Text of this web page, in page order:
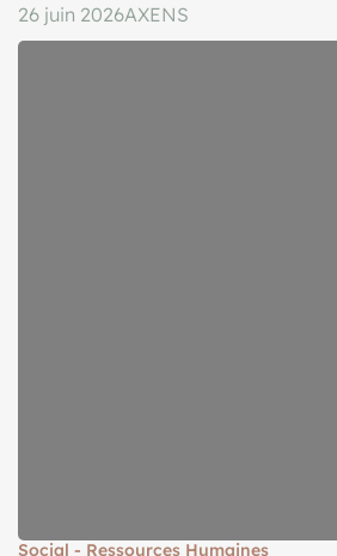
26 juin 2026AXENS
Social - Ressources Humaines